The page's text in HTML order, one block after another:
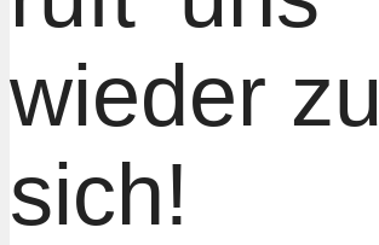
wieder zu
sich!